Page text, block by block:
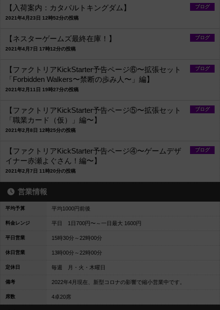
ブログ
【入荷案内：カタパルトキングダム】
2021年4月23日 12時52分の投稿
ブログ
【ネスターゲームズ最終在庫！】
2021年4月7日 17時12分の投稿
ブログ
【ファクトリアKickStarter予告ページ⑥〜拡張セット
「Forbidden Walkers〜禁断の歩み人〜」編】
2021年2月11日 19時27分の投稿
ブログ
【ファクトリアKickStarter予告ページ⑤〜拡張セット
「職業カード（仮）」編〜】
2021年2月8日 12時25分の投稿
ブログ
【ファクトリアKickStarter予告ページ④〜ゲームデザ
イナー赤瀬よぐさん！編〜】
2021年2月7日 11時20分の投稿
営業情報
平均予算 平均1000円前後
料金レンジ 平日 1日700円〜～一日最大 1600円
平日営業 15時30分～22時00分
休日営業 13時00分～22時00分
定休日 毎週 月・火・木曜日
備考 2022年4月現在、新型コロナの影響で縮小営業中です。
席数 4卓20席